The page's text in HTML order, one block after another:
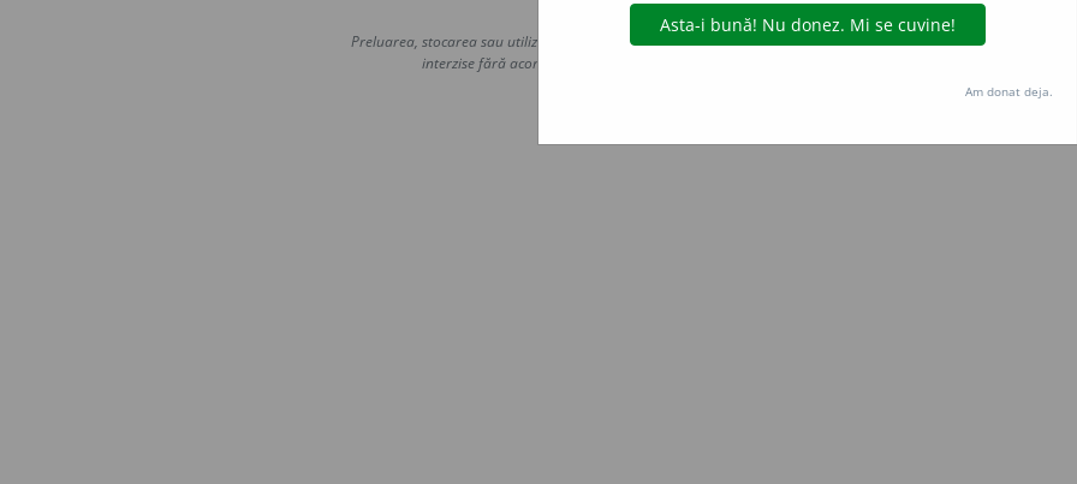
Copyright © 2004-2026 dexonline (https://dexonline.ro)
Preluarea, stocarea sau utilizarea datelor de pe acest site, inclusiv prin orice metode de extragere automată
interzise fără acordul nostru prealabil scris, cu excepția seturilor de date oferite oficial spre utilizare
Hosterion
Am donat deja.